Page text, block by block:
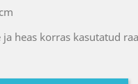
heas korras kasutatud